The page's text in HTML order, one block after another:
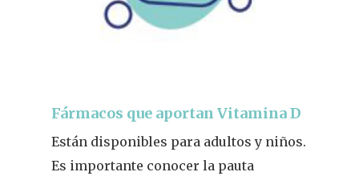
Fármacos que aportan Vitamina D
Están disponibles para adultos y niños.
Es importante conocer la pauta